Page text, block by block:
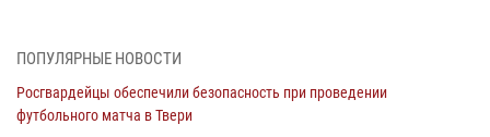
31 июля 2026, 05:42 4
Росгвардейцы в Твери приняли участие в молебне, посвященном
Дню Крещения Руси
ПОПУЛЯРНЫЕ НОВОСТИ
Росгвардейцы обеспечили безопасность при проведении
футбольного матча в Твери